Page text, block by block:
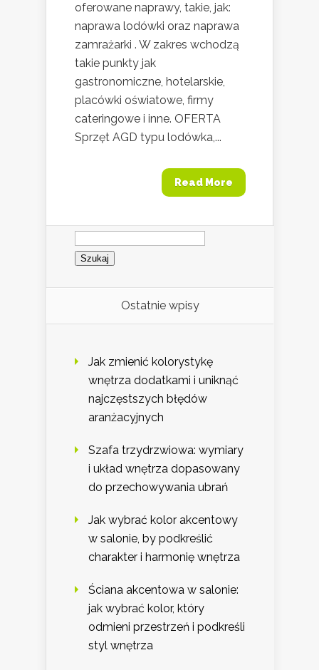
oferowane naprawy, takie, jak:
naprawa lodówki oraz naprawa
zamrażarki . W zakres wchodzą
takie punkty jak
gastronomiczne, hotelarskie,
placówki oświatowe, firmy
cateringowe i inne. OFERTA
Sprzęt AGD typu lodówka,...
Read More
Szukaj:
Ostatnie wpisy
Jak zmienić kolorystykę
wnętrza dodatkami i uniknąć
najczęstszych błędów
aranżacyjnych
Szafa trzydrzwiowa: wymiary
i układ wnętrza dopasowany
do przechowywania ubrań
Jak wybrać kolor akcentowy
w salonie, by podkreślić
charakter i harmonię wnętrza
Ściana akcentowa w salonie:
jak wybrać kolor, który
odmieni przestrzeń i podkreśli
styl wnętrza